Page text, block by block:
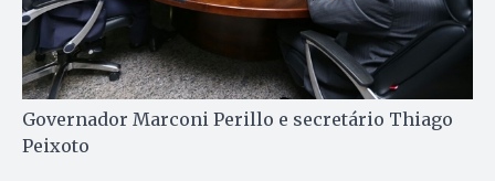
Governador Marconi Perillo e secretário Thiago
Peixoto